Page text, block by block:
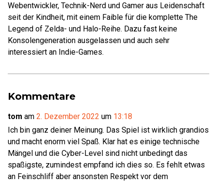
Webentwickler, Technik-Nerd und Gamer aus Leidenschaft
seit der Kindheit, mit einem Faible für die komplette The
Legend of Zelda- und Halo-Reihe. Dazu fast keine
Konsolengeneration ausgelassen und auch sehr
interessiert an Indie-Games.
Kommentare
tom am 2. Dezember 2022 um 13:18
Ich bin ganz deiner Meinung. Das Spiel ist wirklich grandios
und macht enorm viel Spaß. Klar hat es einige technische
Mängel und die Cyber-Level sind nicht unbedingt das
spaßigste, zumindest empfand ich dies so. Es fehlt etwas
an Feinschliff aber ansonsten Respekt vor dem